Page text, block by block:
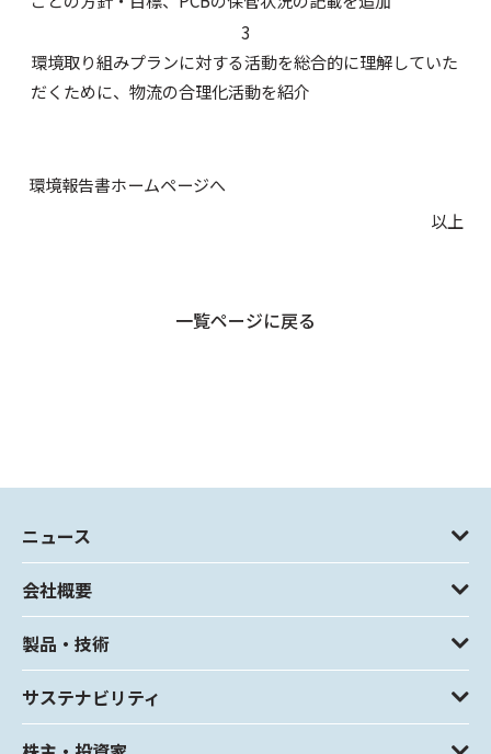
3
環境取り組みプランに対する活動を総合的に理解していた
だくために、物流の合理化活動を紹介
環境報告書ホームページへ
以上
一覧ページに戻る
ニュース
会社概要
製品・技術
サステナビリティ